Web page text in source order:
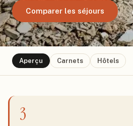
Comparer les séjours
Aperçu Carnets Hôtels
3